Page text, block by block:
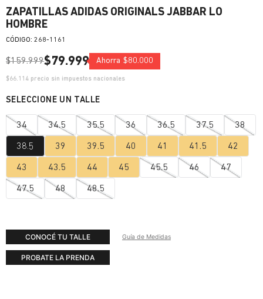
ZAPATILLAS ADIDAS ORIGINALS JABBAR LO
HOMBRE
: 268-1161
$159.999$79.999 Ahorra $80.000
$66.114 precio sin impuestos nacionales
34 34.5 35.5 36 36.5 37.5 38
38.5 39 39.5 40 41 41.5 42
43 43.5 44 45 45.5 46 47
47.5 48 48.5
CONOCÉ TU TALLE Guía de Medidas
PROBATE LA PRENDA